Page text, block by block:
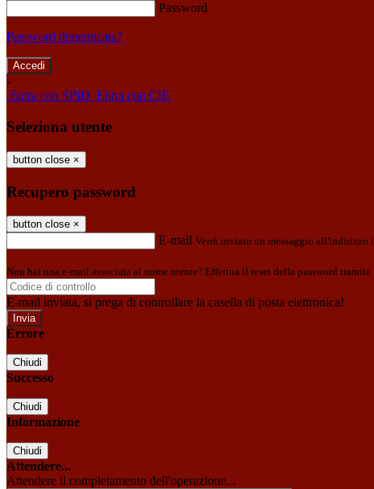
Password
Password dimenticata?
-
Entra con SPID Entra con CIE
Seleziona utente
button close ×
Recupero password
button close ×
E-mail Verrà inviato un messaggio all'indirizzo
Non hai una e-mail associata al nome utente? Effettua il reset della password tramite
E-mail inviata, si prega di controllare la casella di posta elettronica!
Errore
Chiudi
Successo
Chiudi
Informazione
Chiudi
Attendere...
Attendere il completamento dell'operazione...